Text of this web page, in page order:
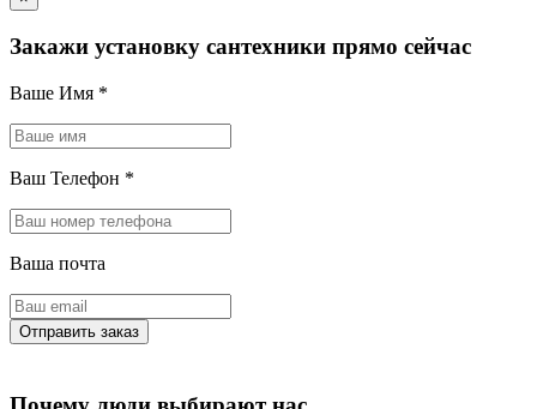
Закажи установку сантехники прямо сейчас
Ваше Имя *
Ваш Телефон *
Ваша почта